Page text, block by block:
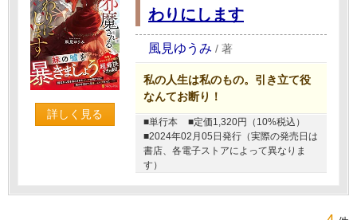
詳しく見る
わりにします
風見ゆうみ / 著
私の人生は私のもの。引き立て役
なんてお断り！
■単行本
■定価1,320円（10%税込）
■2024年02月05日発行（実際の発売日は
書店、各電子ストアによって異なりま
す）